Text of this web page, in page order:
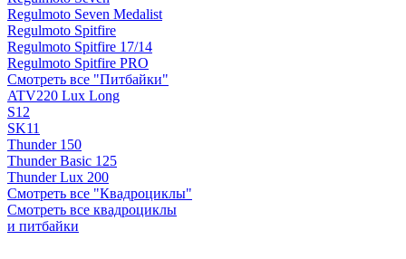
Regulmoto Seven Medalist
Regulmoto Spitfire
Regulmoto Spitfire 17/14
Regulmoto Spitfire PRO
Смотреть все "Питбайки"
ATV220 Lux Long
S12
SK11
Thunder 150
Thunder Basic 125
Thunder Lux 200
Смотреть все "Квадроциклы"
Смотреть все квадроциклы
и питбайки